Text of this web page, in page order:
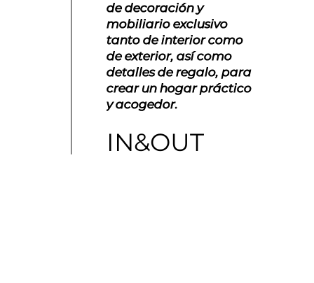
de decoración y
mobiliario exclusivo
tanto de interior como
de exterior, así como
detalles de regalo, para
crear un hogar práctico
y acogedor.
IN&OUT